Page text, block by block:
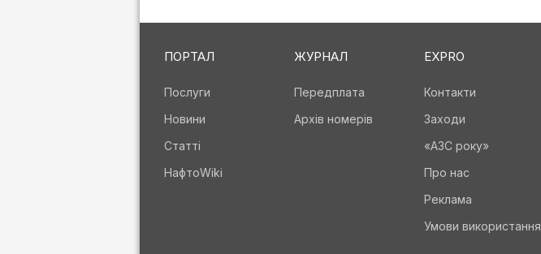
ПОРТАЛ
Послуги
Новини
Статті
НафтоWiki
ЖУРНАЛ
Передплата
Архів номерів
EXPRO
Контакти
Заходи
«АЗС року»
Про нас
Реклама
Умови використання